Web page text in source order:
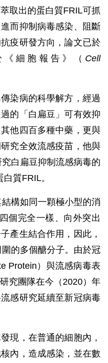
取出的蛋白質FRIL可抓
而抑制病毒感染、阻斷
疫研發方向，論文已於
細胞報告》（ Cell
染病的科學解方，經過
的「白扁豆」可有效抑
他四百多種中藥，更與
究全效流感疫苗，他與
白扁豆抑制流感病毒的
質FRIL。
構如同一顆極小型的消
個完全一樣、向外突出
產生結合作用，因此，
的多個醣分子。由於冠
Protein）與流感病毒表
究團隊在今（2020）年
感研究延續至新冠病毒
現，在普通的細胞內，
內，造成感染，並在數